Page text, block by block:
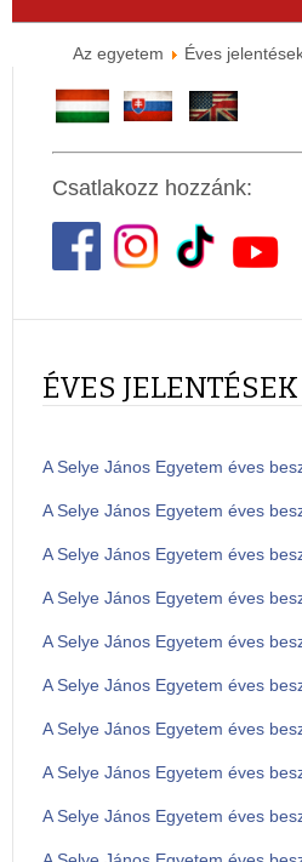
Az egyetem Éves
Csatlakozz hozzánk:
ÉVES JELENTÉSEK
A Selye János Egyetem éves
A Selye János Egyetem éves
A Selye János Egyetem éves
A Selye János Egyetem éves
A Selye János Egyetem éves
A Selye János Egyetem éves
A Selye János Egyetem éves
A Selye János Egyetem éves
A Selye János Egyetem éves